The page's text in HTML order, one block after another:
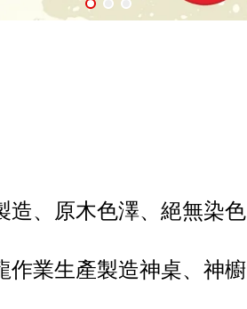
造、原木色澤、絕無染色
作業生產製造神桌、神櫥